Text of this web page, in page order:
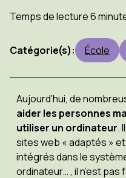
Temps de lecture 6
Catégorie(s): École
Aujourd’hui, de
aider les personnes
utiliser un ordinateur.
sites web « adaptés »
intégrés dans le
ordinateur… , il n’est pas